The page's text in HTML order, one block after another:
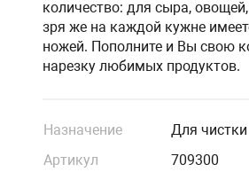
количество: для сыра,
зря же на каждой кужне
ножей. Пополните и Вы свою
нарезку любимых продуктов.
Назначение
Для чистки
Артикул
709300